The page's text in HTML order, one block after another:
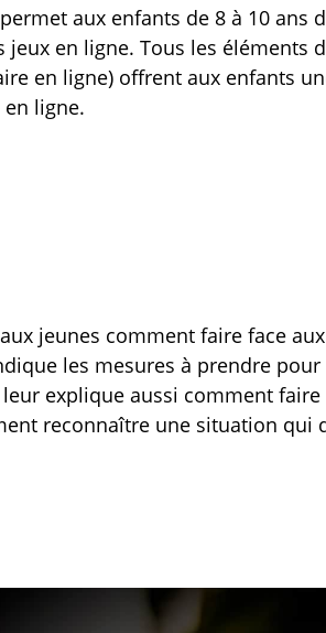
aux enfants de 8 à 10 ans
en ligne. Tous les éléments
en ligne) offrent aux enfants
ligne.
jeunes comment faire face
les mesures à prendre
explique aussi comment
reconnaître une situation qui